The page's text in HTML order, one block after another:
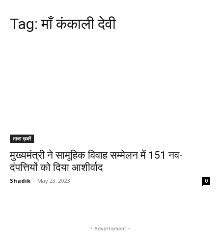
Tag:माँ कंकाली देवी
ताजा ख़बरें
मुख्यमंत्री ने सामूहिक विवाह सम्मेलन में 151 नव-
दंपत्तियों को दिया आशीर्वाद
Shadik - May 23, 2023 0
- Advertisment -